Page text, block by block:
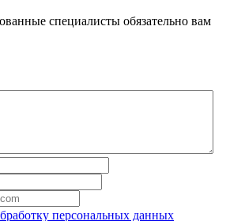
специалисты обязательно вам
персональных данных